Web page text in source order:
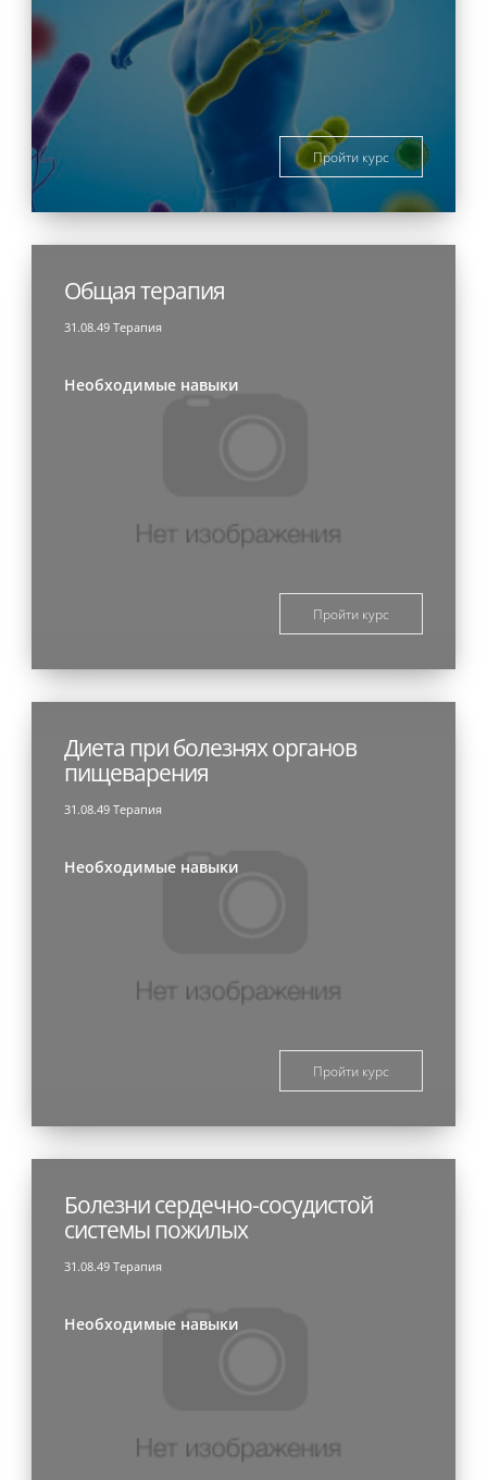
Пройти курс
Общая терапия
31.08.49 Терапия
Необходимые навыки
Пройти курс
Диета при болезнях органов
пищеварения
31.08.49 Терапия
Необходимые навыки
Пройти курс
Болезни сердечно-сосудистой
системы пожилых
31.08.49 Терапия
Необходимые навыки